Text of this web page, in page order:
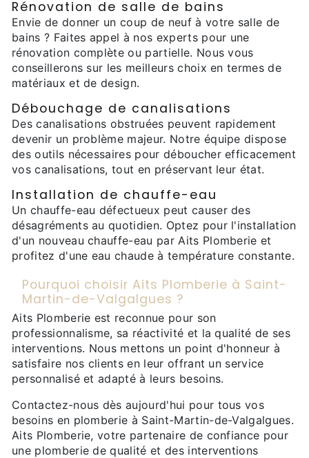
Rénovation de salle de bains
Envie de donner un coup de neuf à votre salle de
bains ? Faites appel à nos experts pour une
rénovation complète ou partielle. Nous vous
conseillerons sur les meilleurs choix en termes de
matériaux et de design.
Débouchage de canalisations
Des canalisations obstruées peuvent rapidement
devenir un problème majeur. Notre équipe dispose
des outils nécessaires pour déboucher efficacement
vos canalisations, tout en préservant leur état.
Installation de chauffe-eau
Un chauffe-eau défectueux peut causer des
désagréments au quotidien. Optez pour l'installation
d'un nouveau chauffe-eau par Aits Plomberie et
profitez d'une eau chaude à température constante.
Pourquoi choisir Aits Plomberie à Saint-
Martin-de-Valgalgues ?
Aits Plomberie est reconnue pour son
professionnalisme, sa réactivité et la qualité de ses
interventions. Nous mettons un point d'honneur à
satisfaire nos clients en leur offrant un service
personnalisé et adapté à leurs besoins.
Contactez-nous dès aujourd'hui pour tous vos
besoins en plomberie à Saint-Martin-de-Valgalgues.
Aits Plomberie, votre partenaire de confiance pour
une plomberie de qualité et des interventions